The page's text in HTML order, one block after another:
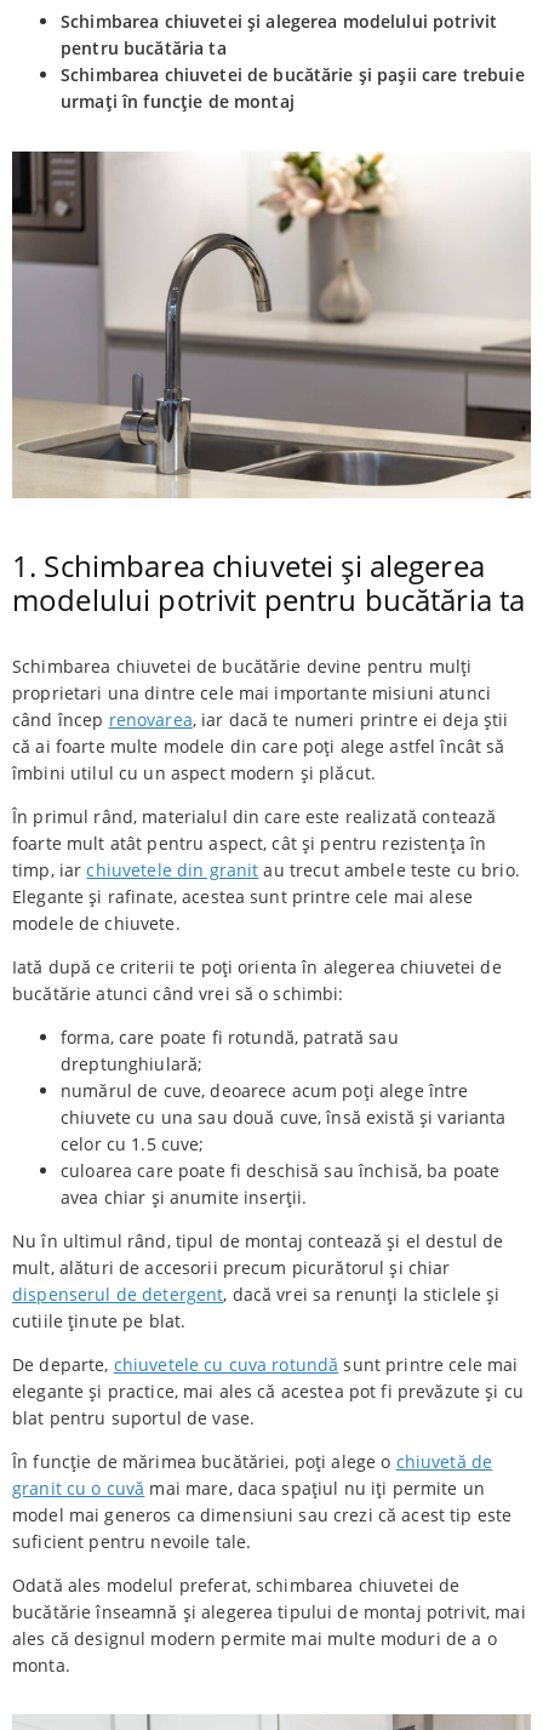
Schimbarea chiuvetei și alegerea modelului potrivit
pentru bucătăria ta
Schimbarea chiuvetei de bucătărie și pașii care trebuie
urmați în funcție de montaj
1. Schimbarea chiuvetei și alegerea
modelului potrivit pentru bucătăria ta
Schimbarea chiuvetei de bucătărie devine pentru mulți
proprietari una dintre cele mai importante misiuni atunci
când încep renovarea, iar dacă te numeri printre ei deja știi
că ai foarte multe modele din care poți alege astfel încât să
îmbini utilul cu un aspect modern și plăcut.
În primul rând, materialul din care este realizată contează
foarte mult atât pentru aspect, cât și pentru rezistența în
timp, iarchiuvetele din granit au trecut ambele teste cu brio.
Elegante și rafinate, acestea sunt printre cele mai alese
modele de chiuvete.
Iată după ce criterii te poți orienta în alegerea chiuvetei de
bucătărie atunci când vrei să o schimbi:
forma, care poate fi rotundă, patrată sau
dreptunghiulară;
numărul de cuve, deoarece acum poți alege între
chiuvete cu una sau două cuve, însă există și varianta
celor cu 1.5 cuve;
culoarea care poate fi deschisă sau închisă, ba poate
avea chiar și anumite inserții.
Nu în ultimul rând, tipul de montaj contează și el destul de
mult, alături de accesorii precum picurătorul și chiar
dispenserul de detergent, dacă vrei sa renunți la sticlele și
cutiile ținute pe blat.
De departe, chiuvetele cu cuva rotundă sunt printre cele mai
elegante și practice, mai ales că acestea pot fi prevăzute și cu
blat pentru suportul de vase.
În funcție de mărimea bucătăriei, poți alege o chiuvetă de
granit cu o cuvă mai mare, daca spațiul nu iți permite un
model mai generos ca dimensiuni sau crezi că acest tip este
suficient pentru nevoile tale.
Odată ales modelul preferat, schimbarea chiuvetei de
bucătărie înseamnă și alegerea tipului de montaj potrivit, mai
ales că designul modern permite mai multe moduri de a o
monta.